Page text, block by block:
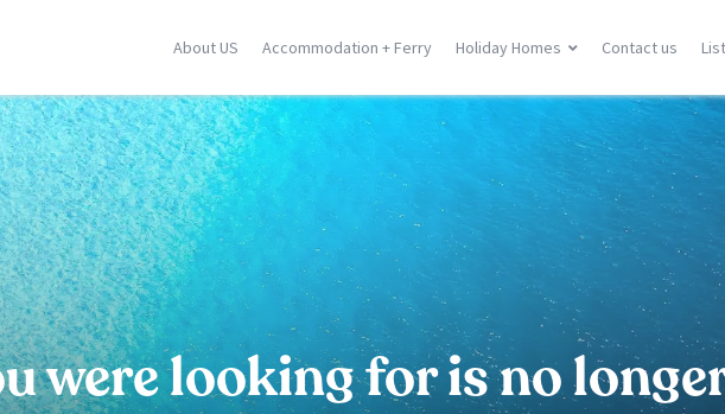
About US Accommodation + Ferry Holiday Homes
Vito Lo Capo
Corse
Porto Vecchio
Moriani
Ghisonaccia
Ile Rousse
Ajaccio
Calvi
Saint Florent
All locations
Greek Islands
Zante
Samos
Crete
Mykonos
Santorini
Corfu
All locations
Canary
Gran Canary
Tenerife
Lanzarote
All locations
Contact us
were looking for is no